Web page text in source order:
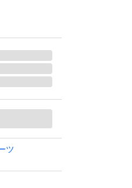
。
能です。当
ツ